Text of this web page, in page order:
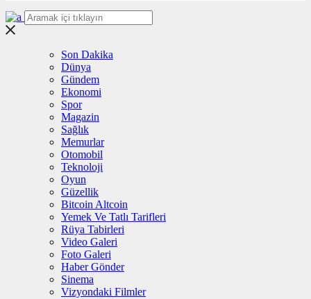
Son Dakika
Dünya
Gündem
Ekonomi
Spor
Magazin
Sağlık
Memurlar
Otomobil
Teknoloji
Oyun
Güzellik
Bitcoin Altcoin
Yemek Ve Tatlı Tarifleri
Rüya Tabirleri
Video Galeri
Foto Galeri
Haber Gönder
Sinema
Vizyondaki Filmler